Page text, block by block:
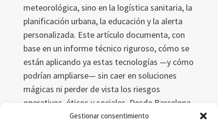
Gestionar consentimiento
meteorológica, sino en la logística sanitaria, la
planificación urbana, la educación y la alerta
personalizada. Este artículo documenta, con
base en un informe técnico riguroso, cómo se
están aplicando ya estas tecnologías —y cómo
podrían ampliarse— sin caer en soluciones
mágicas ni perder de vista los riesgos
operativos, éticos y sociales. Desde Barcelona
a China, desde hospitales inteligentes hasta